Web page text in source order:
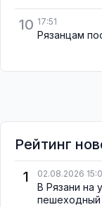
10 17:51
Рязанцам
Рейтинг
1
02.08.2026
В Рязани на